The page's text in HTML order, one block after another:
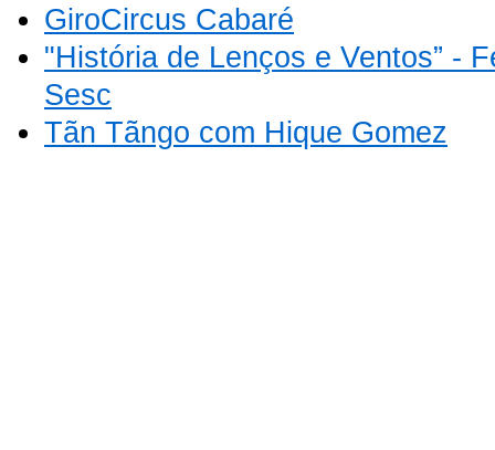
GiroCircus Cabaré
"História de Lenços e Ventos” -
Sesc
Tãn Tãngo com Hique Gomez